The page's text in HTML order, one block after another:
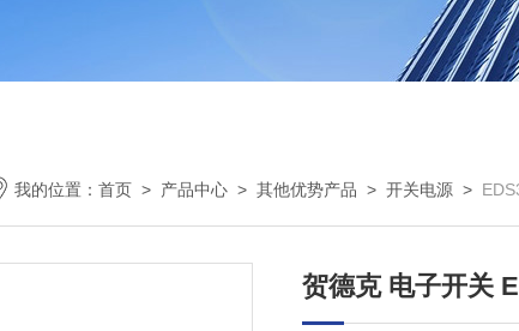
我的位置：首页 > 产品中心 >其他优势产品 >开关电源 >
贺德克 电子开关